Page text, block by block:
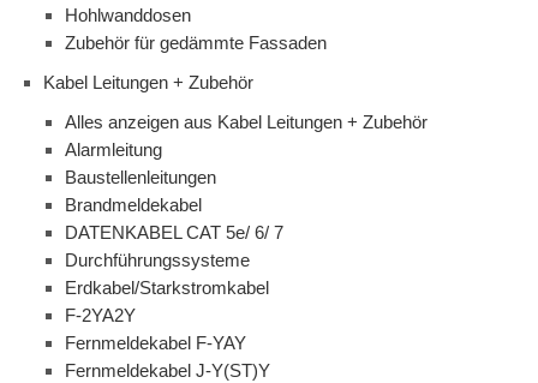
Hohlwanddosen
Zubehör für gedämmte Fassaden
Kabel Leitungen + Zubehör
Alles anzeigen aus Kabel Leitungen + Zubehör
Alarmleitung
Baustellenleitungen
Brandmeldekabel
DATENKABEL CAT 5e/ 6/ 7
Durchführungssysteme
Erdkabel/Starkstromkabel
F-2YA2Y
Fernmeldekabel F-YAY
Fernmeldekabel J-Y(ST)Y